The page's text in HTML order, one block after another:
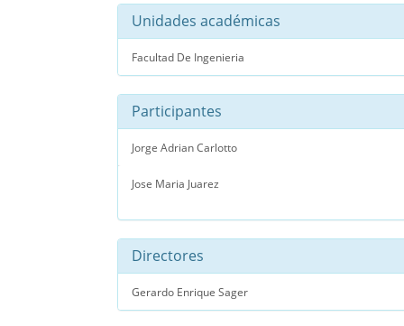
Unidades académicas
Facultad De Ingenieria
Participantes
Jorge Adrian Carlotto
Jose Maria Juarez
Directores
Gerardo Enrique Sager